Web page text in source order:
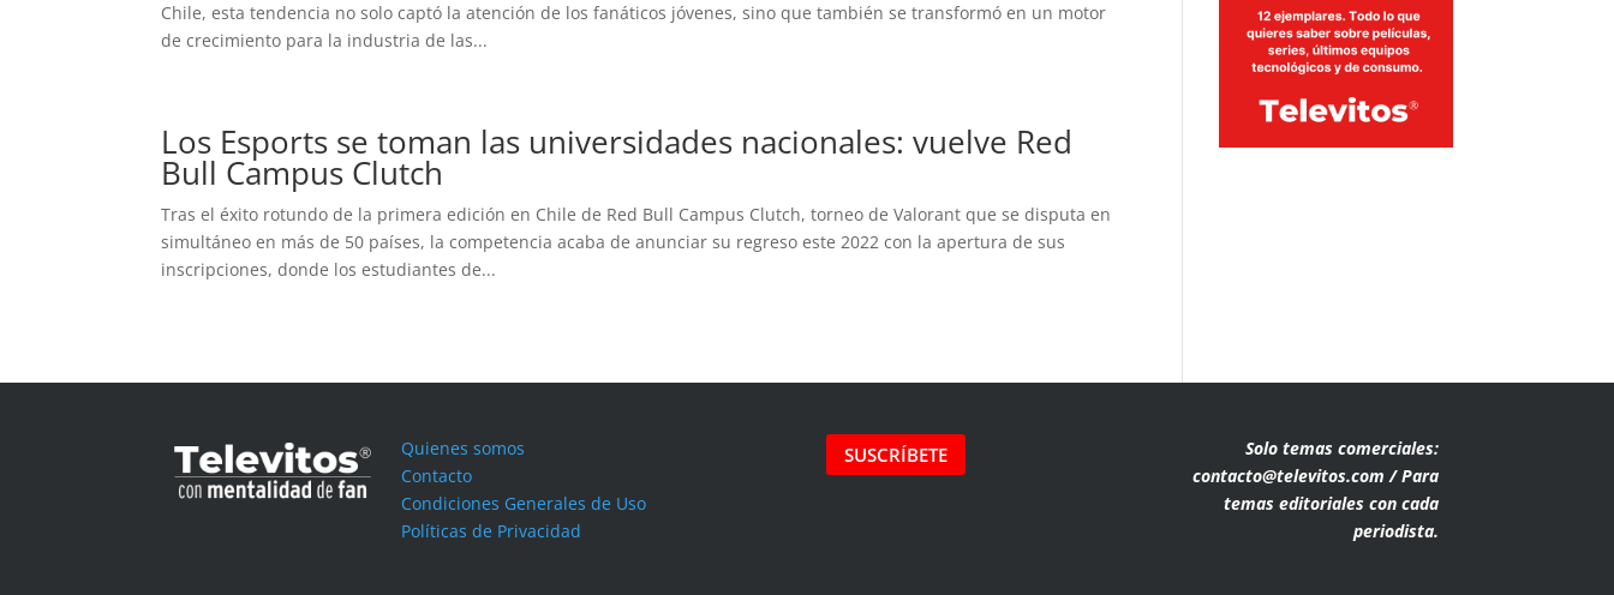
Chile, esta tendencia no solo captó la atención de los fanáticos jóvenes, sino que también se transformó en un motor
de crecimiento para la industria de las...
Los Esports se toman las universidades nacionales: vuelve Red
Bull Campus Clutch
Tras el éxito rotundo de la primera edición en Chile de Red Bull Campus Clutch, torneo de Valorant que se disputa en
simultáneo en más de 50 países, la competencia acaba de anunciar su regreso este 2022 con la apertura de sus
inscripciones, donde los estudiantes de...
Quienes somos
Contacto
Condiciones Generales de Uso
Políticas de Privacidad
SUSCRÍBETE
Solo temas comerciales:
contacto@televitos.com / Para
temas editoriales con cada
periodista.